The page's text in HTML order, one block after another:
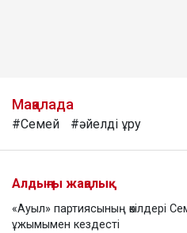
Мақалада
#Семей #әйелді ұру
Алдыңғы жаңалық
«Ауыл» партиясының өкілдері
ұжымымен кездесті